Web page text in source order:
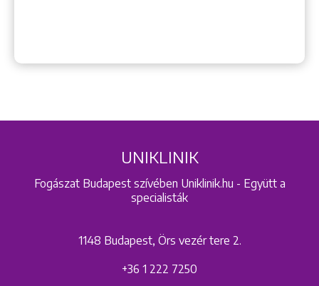
UNIKLINIK
Fogászat Budapest szívében Uniklinik.hu - Együtt a
specialisták
1148 Budapest, Örs vezér tere 2.
+36 1 222 7250